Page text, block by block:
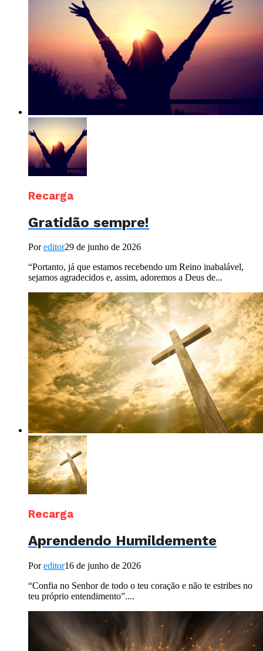
Recarga
Gratidão sempre!
Poreditor29 de junho de 2026
“Portanto, já que estamos recebendo um Reino inabalável,
sejamos agradecidos e, assim, adoremos a Deus de...
Recarga
Aprendendo Humildemente
Poreditor16 de junho de 2026
“Confia no Senhor de todo o teu coração e não te estribes no
teu próprio entendimento”....